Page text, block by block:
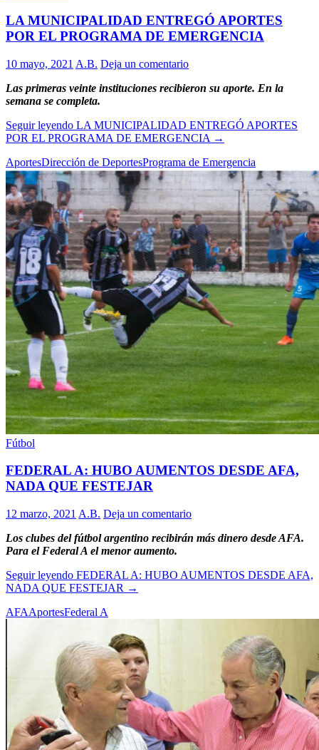
LA MUNICIPALIDAD ENTREGÓ APORTES
POR EL PROGRAMA DE EMERGENCIA
10 mayo, 2021 A.B. Deja un comentario
Las primeras veinte instituciones recibieron su aporte. En la
semana se completa.
Seguir leyendo LA MUNICIPALIDAD ENTREGÓ APORTES
POR EL PROGRAMA DE EMERGENCIA →
AportesDirección de DeportesPrograma de Emergencia
Fútbol
FEDERAL A: HUBO AUMENTOS DESDE AFA,
NADA QUE FESTEJAR
12 marzo, 2021 A.B. Deja un comentario
Los clubes del fútbol argentino recibirán más dinero desde AFA.
Para el Federal A el menor aumento.
Seguir leyendo FEDERAL A: HUBO AUMENTOS DESDE AFA,
NADA QUE FESTEJAR →
AFAAportesFederal A